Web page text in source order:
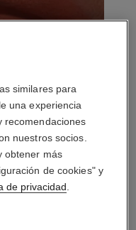
similares para
una experiencia
recomendaciones
nuestros socios.
obtener más
de cookies" y
de privacidad